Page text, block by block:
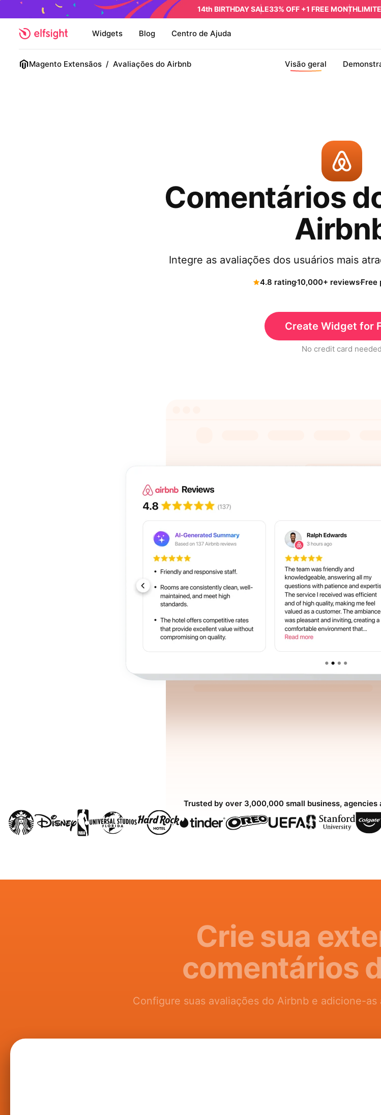
14th BIRTHDAY SALE33% OFF +1 FREE MONTH
Widgets Blog Centro de Ajuda
Magento Extensãos / Avaliações do Airbnb Visão geral
Comentários
Integre as avaliações dos usuários mais
4.8 rating10,000+ reviewsFree
Create Widget for
No credit card needed
Trusted by over 3,000,000 small business,
Crie sua
comentários
Configure suas avaliações do Airbnb e adicione-